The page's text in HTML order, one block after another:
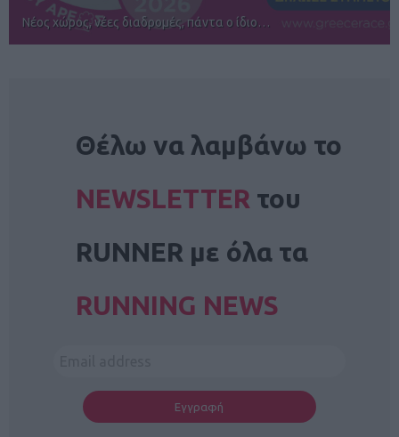
Αγώνες για όλους στην Ρόδο
Θέλω να λαμβάνω το
NEWSLETTER του
RUNNER με όλα τα
RUNNING NEWS